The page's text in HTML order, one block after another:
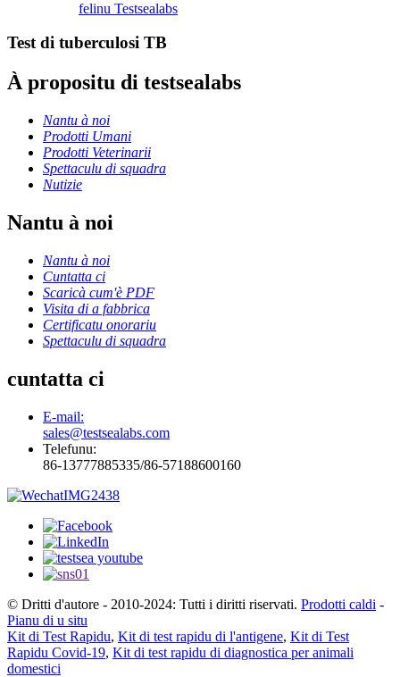
felinu Testsealabs
Test di tuberculosi TB
À propositu di testsealabs
Nantu à noi
Prodotti Umani
Prodotti Veterinarii
Spettaculu di squadra
Nutizie
Nantu à noi
Nantu à noi
Cuntatta ci
Scaricà cum'è PDF
Visita di a fabbrica
Certificatu onorariu
Spettaculu di squadra
cuntatta ci
E-mail:
sales@testsealabs.com
Telefunu:
86-13777885335/86-57188600160
© Dritti d'autore - 2010-2024: Tutti i diritti riservati. Prodotti caldi -
Pianu di u situ
Kit di Test Rapidu, Kit di test rapidu di l'antigene, Kit di Test
Rapidu Covid-19, Kit di test rapidu di diagnostica per animali
domestici